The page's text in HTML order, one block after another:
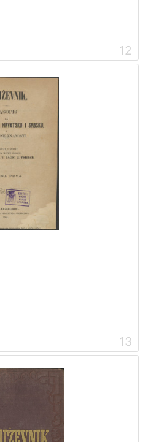
12
13